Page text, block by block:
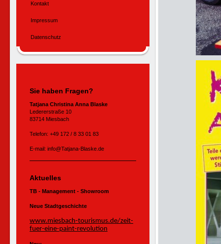
Kontakt
Impressum
Datenschutz
Sie haben Fragen?
Tatjana Christina Anna Blaske
Ledererstraße 10
83714 Miesbach
Telefon: +49 172 / 8 33 01 83
E-mail: info@Tatjana-Blaske.de
Aktuelles
TB - Management - Showroom
Neue Stadtgeschichte
www.miesbach-tourismus.de/zeit-
fuer-eine-paint-revolution